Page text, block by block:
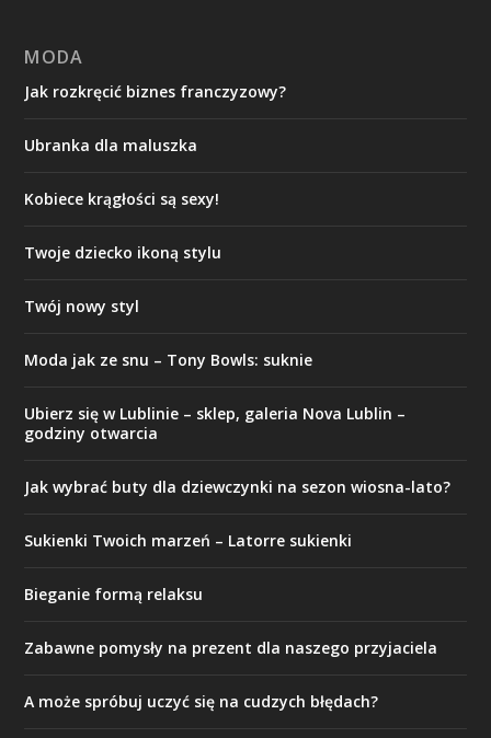
MODA
Jak rozkręcić biznes franczyzowy?
Ubranka dla maluszka
Kobiece krągłości są sexy!
Twoje dziecko ikoną stylu
Twój nowy styl
Moda jak ze snu – Tony Bowls: suknie
Ubierz się w Lublinie – sklep, galeria Nova Lublin –
godziny otwarcia
Jak wybrać buty dla dziewczynki na sezon wiosna-lato?
Sukienki Twoich marzeń – Latorre sukienki
Bieganie formą relaksu
Zabawne pomysły na prezent dla naszego przyjaciela
A może spróbuj uczyć się na cudzych błędach?